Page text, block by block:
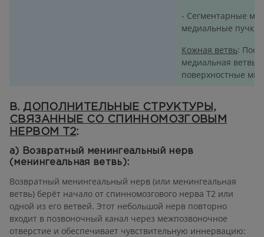
- Сегментарные
медиальные пучки
Кожная ветвь:
медиальная ветвь
поверхностные
В.ДОПОЛНИТЕЛЬНЫЕ СТРУКТУРЫ,
СВЯЗАННЫЕ СО СПИННОМОЗГОВЫМ
НЕРВОМ T2:
а) Возвратный менингеальный нерв
(менингеальная ветвь):
Возвратный менингеальный нерв (или менингеальная
ветвь) берёт начало от спинномозгового нерва T2 или
одной из его ветвей. Этот небольшой нерв повторно
входит в позвоночный канал через межпозвоночное
отверстие и обеспечивает чувствительную иннервацию: